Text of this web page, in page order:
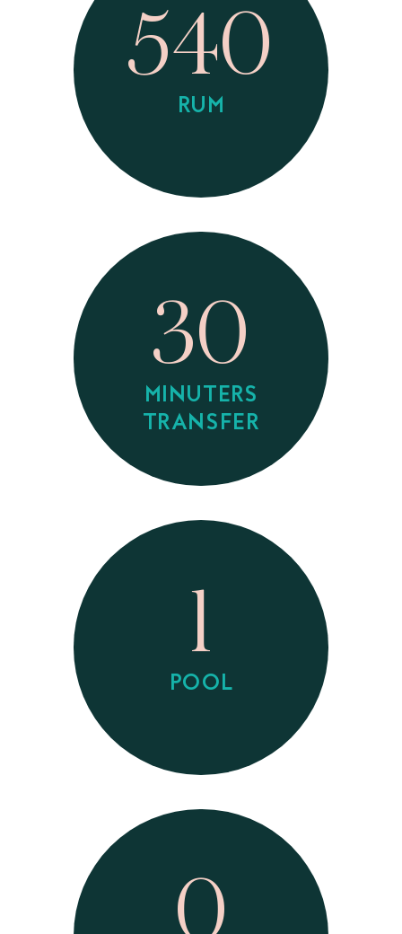
540
RUM
30
MINUTERS
TRANSFER
1
POOL
0